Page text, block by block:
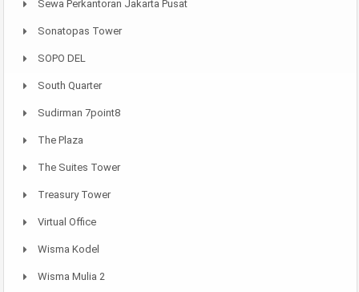
Sewa Perkantoran Jakarta Pusat
Sonatopas Tower
SOPO DEL
South Quarter
Sudirman 7point8
The Plaza
The Suites Tower
Treasury Tower
Virtual Office
Wisma Kodel
Wisma Mulia 2